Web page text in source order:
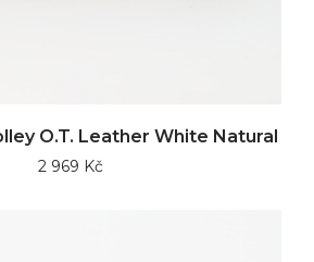
O.T. Leather White Natural
2 969 Kč